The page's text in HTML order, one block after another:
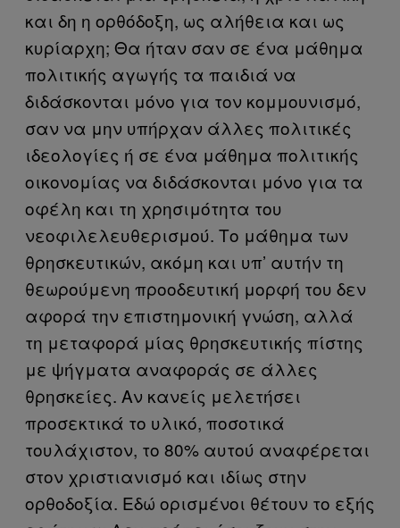
και δη η ορθόδοξη, ως αλήθεια και ως
κυρίαρχη; Θα ήταν σαν σε ένα μάθημα
πολιτικής αγωγής τα παιδιά να
διδάσκονται μόνο για τον κομμουνισμό,
σαν να μην υπήρχαν άλλες πολιτικές
ιδεολογίες ή σε ένα μάθημα πολιτικής
οικονομίας να διδάσκονται μόνο για τα
οφέλη και τη χρησιμότητα του
νεοφιλελευθερισμού. Το μάθημα των
θρησκευτικών, ακόμη και υπ’ αυτήν τη
θεωρούμενη προοδευτική μορφή του δεν
αφορά την επιστημονική γνώση, αλλά
τη μεταφορά μίας θρησκευτικής πίστης
με ψήγματα αναφοράς σε άλλες
θρησκείες. Αν κανείς μελετήσει
προσεκτικά το υλικό, ποσοτικά
τουλάχιστον, το 80% αυτού αναφέρεται
στον χριστιανισμό και ιδίως στην
ορθοδοξία. Εδώ ορισμένοι θέτουν το εξής